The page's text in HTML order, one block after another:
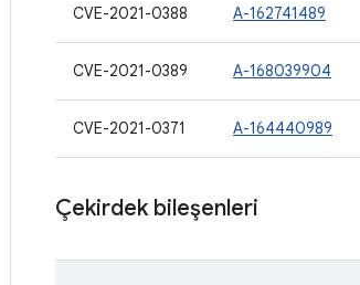
CVE-2021-0388 A-162741489
CVE-2021-0389 A-168039904
CVE-2021-0371 A-164440989
Çekirdek bileşenleri